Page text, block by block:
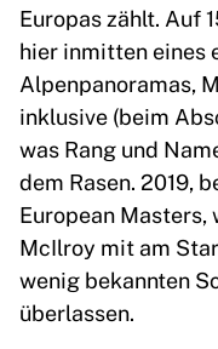
Europas zählt. Auf
hier inmitten eines
Alpenpanoramas,
inklusive (beim
was Rang und
dem Rasen. 2019,
European Masters,
McIlroy mit am
wenig bekannten
überlassen.